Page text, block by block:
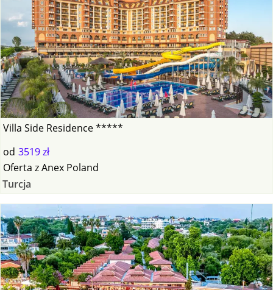
Villa Side Residence *****
od 3519 zł
Oferta zAnex Poland
Turcja